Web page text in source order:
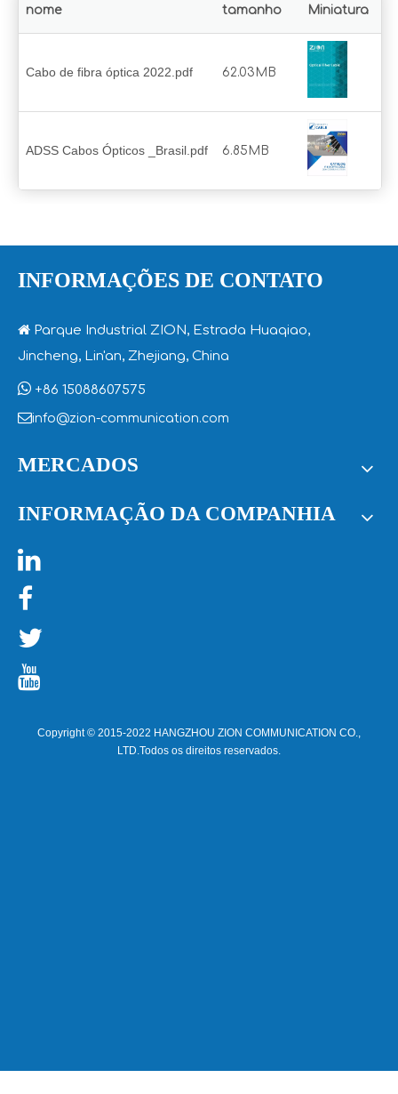
nome tamanho Miniatura
Cabo de fibra óptica 2022.pdf 62.03MB
ADSS Cabos Ópticos _Brasil.pdf 6.85MB
INFORMAÇÕES DE CONTATO
 Parque Industrial ZION, Estrada Huaqiao,
Jincheng, Lin'an, Zhejiang, China
 +86 15088607575
info@zion-communication.com
MERCADOS
INFORMAÇÃO DA COMPANHIA




Copyright © 2015-2022 HANGZHOU ZION COMMUNICATION CO.,
LTD.Todos os direitos reservados.